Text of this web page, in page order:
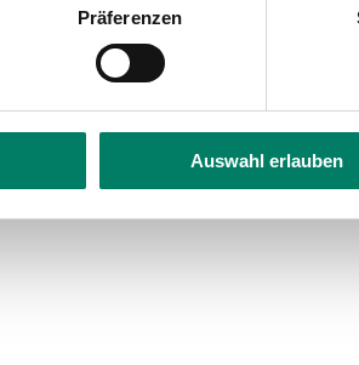
Präferenzen
Auswahl erlauben